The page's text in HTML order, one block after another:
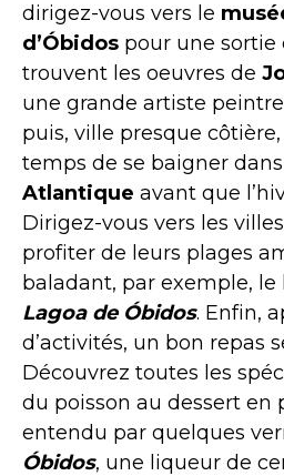
dirigez-vous vers le
d’Óbidos pour une sortie
trouvent les oeuvres de
une grande artiste
puis, ville presque
temps de se baigner dans
Atlantique avant que
Dirigez-vous vers les
profiter de leurs plages
baladant, par exemple, le
Lagoa de Óbidos. Enfin,
d’activités, un bon repas
Découvrez toutes les
du poisson au dessert en
entendu par quelques
Óbidos, une liqueur de